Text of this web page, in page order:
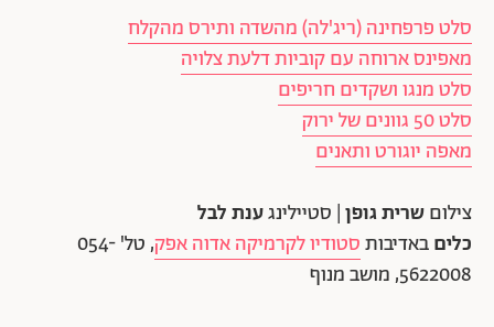
סלט פרפחינה (ריג'לה) מהשדה ותירס מהקלח
מאפינס ארוחה עם קוביות דלעת צלויה
סלט מנגו ושקדים חריפים
סלט 50 גוונים של ירוק
מאפה יוגורט ותאנים
צילוםשרית גופן | סטיילינגענת לבל
כליםבאדיבותסטודיו לקרמיקה אדוה אפק
, טל' 054-
5622008, מושב מנוף